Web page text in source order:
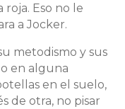
Eso no le
a Jocker.
metodismo y sus
en alguna
en el suelo,
de otra, no pisar